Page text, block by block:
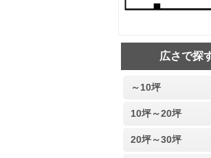
広さで探
～10坪
10坪～20坪
20坪～30坪